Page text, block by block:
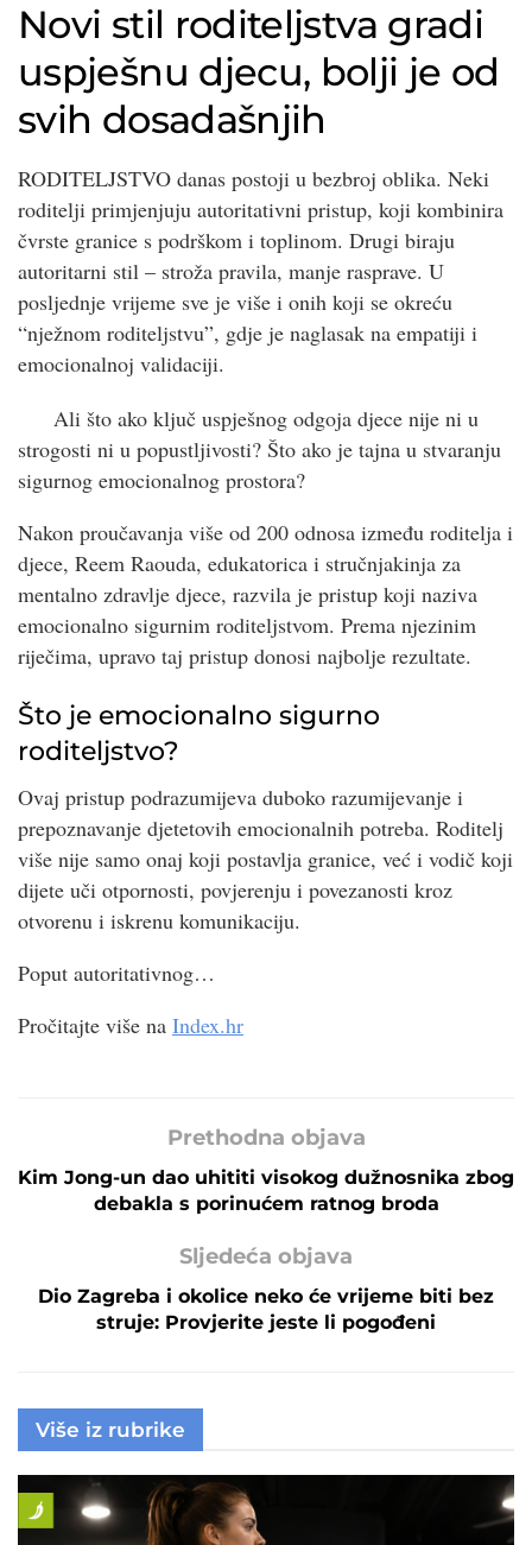
Novi stil roditeljstva gradi
uspješnu djecu, bolji je od
svih dosadašnjih
RODITELJSTVO danas postoji u bezbroj oblika. Neki
roditelji primjenjuju autoritativni pristup, koji kombinira
čvrste granice s podrškom i toplinom. Drugi biraju
autoritarni stil – stroža pravila, manje rasprave. U
posljednje vrijeme sve je više i onih koji se okreću
“nježnom roditeljstvu”, gdje je naglasak na empatiji i
emocionalnoj validaciji.
Ali što ako ključ uspješnog odgoja djece nije ni u
strogosti ni u popustljivosti? Što ako je tajna u stvaranju
sigurnog emocionalnog prostora?
Nakon proučavanja više od 200 odnosa između roditelja i
djece, Reem Raouda, edukatorica i stručnjakinja za
mentalno zdravlje djece, razvila je pristup koji naziva
emocionalno sigurnim roditeljstvom. Prema njezinim
riječima, upravo taj pristup donosi najbolje rezultate.
Što je emocionalno sigurno
roditeljstvo?
Ovaj pristup podrazumijeva duboko razumijevanje i
prepoznavanje djetetovih emocionalnih potreba. Roditelj
više nije samo onaj koji postavlja granice, već i vodič koji
dijete uči otpornosti, povjerenju i povezanosti kroz
otvorenu i iskrenu komunikaciju.
Poput autoritativnog…
Pročitajte više na Index.hr
Prethodna objava
Kim Jong-un dao uhititi visokog dužnosnika zbog
debakla s porinućem ratnog broda
Sljedeća objava
Dio Zagreba i okolice neko će vrijeme biti bez
struje: Provjerite jeste li pogođeni
Više iz rubrike